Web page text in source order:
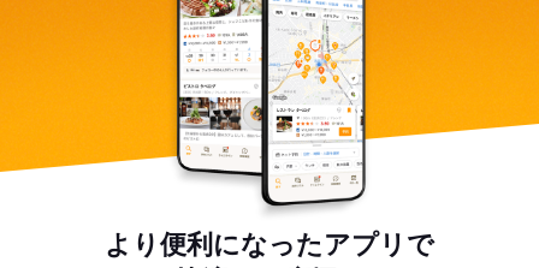
より便利になったアプリで